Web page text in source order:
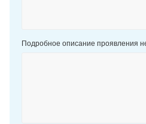
Подробное описание проявления